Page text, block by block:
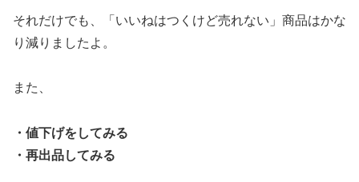
それだけでも、「いいねはつくけど売れない」商品はかな
り減りましたよ。
また、
・値下げをしてみる
・再出品してみる